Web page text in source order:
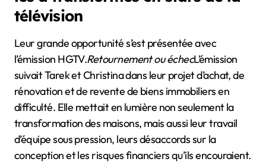
télévision
Leur grande opportunité s’est présentée avec
l’émission HGTV.Retournement ou échecL’émission
suivait Tarek et Christina dans leur projet d’achat, de
rénovation et de revente de biens immobiliers en
difficulté. Elle mettait en lumière non seulement la
transformation des maisons, mais aussi leur travail
d’équipe sous pression, leurs désaccords sur la
conception et les risques financiers qu’ils encouraient.